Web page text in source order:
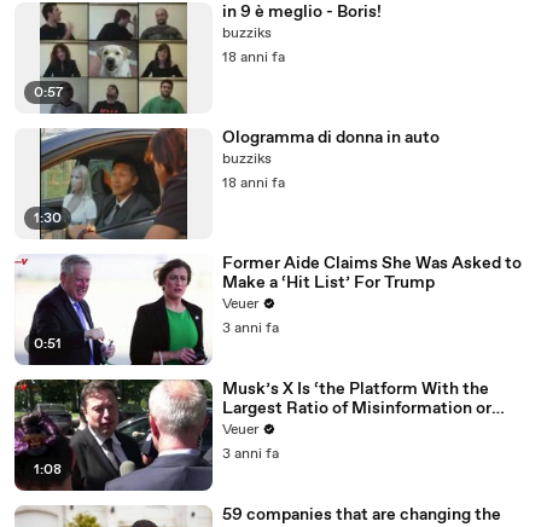
0:57
in 9 è meglio - Boris!
buzziks
18 anni fa
1:30
Ologramma di donna in auto
buzziks
18 anni fa
0:51
Former Aide Claims She Was Asked to
Make a ‘Hit List’ For Trump
Veuer
3 anni fa
1:08
Musk’s X Is ‘the Platform With the
Largest Ratio of Misinformation or
Disinformation’ Amongst All Social
Media Platforms
Veuer
3 anni fa
59 companies that are changing the